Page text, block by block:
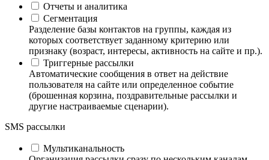
Отчеты и аналитика
Сегментация
Разделение базы контактов на группы, каждая из
которых соответствует заданному критерию или
признаку (возраст, интересы, активность на сайте и пр.).
Триггерные рассылки
Автоматические сообщения в ответ на действие
пользователя на сайте или определенное событие
(брошенная корзина, поздравительные рассылки и
другие настраиваемые сценарии).
SMS рассылки
Мультиканальность